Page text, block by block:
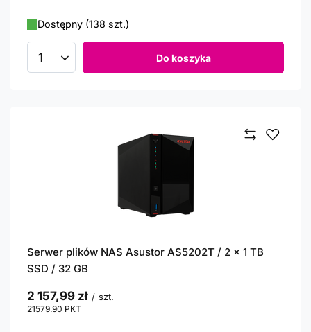
Dostępny (138 szt.)
Ilość produktów Do koszyka
Serwer plików NAS Asustor AS5202T / 2 x 1 TB
SSD / 32 GB
2 157,99 zł / szt.
21579.90 PKT